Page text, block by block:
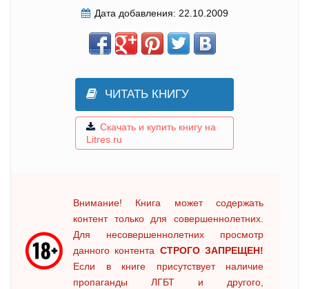
Дата добавления: 22.10.2009
ЧИТАТЬ КНИГУ
Скачать и купить книгу на
Litres.ru
Внимание! Книга может содержать
контент только для совершеннолетних.
Для несовершеннолетних просмотр
данного контента СТРОГО ЗАПРЕЩЕН!
Если в книге присутствует наличие
пропаганды ЛГБТ и другого,